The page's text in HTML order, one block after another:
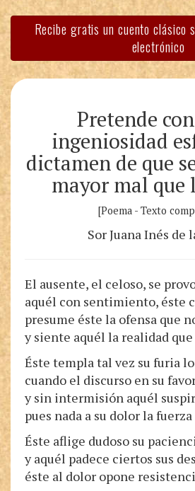
Recibe gratis un cuento clásico
electrónico
Pretende
ingeniosidad
dictamen de que
mayor mal que
[Poema - Texto
Sor Juana Inés de
El ausente, el celoso, se
aquél con sentimiento, éste
presume éste la ofensa que
y siente aquél la realidad
Éste templa tal vez su furia
cuando el discurso en su
y sin intermisión aquél
pues nada a su dolor la fuerza
Éste aflige dudoso su
y aquél padece ciertos sus
éste al dolor opone